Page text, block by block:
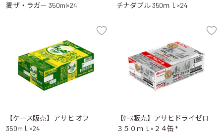
麦ザ・ラガー 350ml×24
チナダブル 350ｍｌ×24
【ケース販売】アサヒ オフ
350mｌ×24
【ｹｰｽ販売】アサヒドライゼロ
３５０ｍｌ×２４缶 *